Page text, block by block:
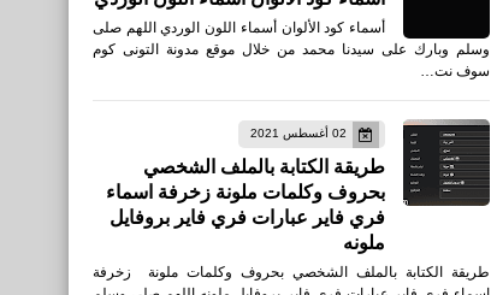
أسماء كود الألوان أسماء اللون الوردي اللهم صلى
وسلم وبارك على سيدنا محمد من خلال موقع مدونة التونى كوم
سوف نت…
02 أغسطس 2021
طريقة الكتابة بالملف الشخصي
بحروف وكلمات ملونة زخرفة اسماء
فري فاير عبارات فري فاير بروفايل
ملونه
طريقة الكتابة بالملف الشخصي بحروف وكلمات ملونة زخرفة